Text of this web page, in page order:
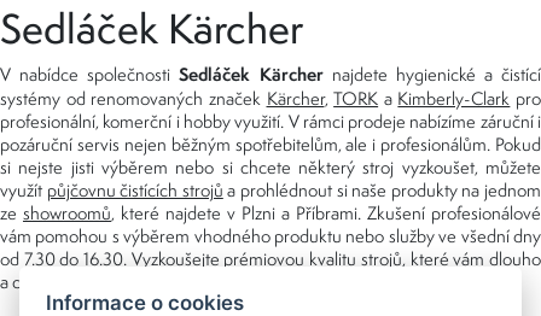
Sedláček Kärcher
V nabídce společnostiSedláček Kärchernajdete hygienické a čistící
systémy od renomovaných značek Kärcher,TORK a Kimberly-Clark pro
profesionální, komerční i hobby využití. V rámci prodeje nabízíme záruční i
pozáruční servis nejen běžným spotřebitelům, ale i profesionálům. Pokud
si nejste jisti výběrem nebo si chcete některý stroj vyzkoušet, můžete
využít půjčovnu čistících strojů a prohlédnout si naše produkty na jednom
ze showroomů, které najdete v Plzni a Příbrami. Zkušení profesionálové
vám pomohou s výběrem vhodného produktu nebo služby ve všední dny
od 7.30 do 16.30. Vyzkoušejte prémiovou kvalitu strojů, které vám dlouho
a dobře poslouží nejen doma, ale i v zaměstnání.
Informace o cookies